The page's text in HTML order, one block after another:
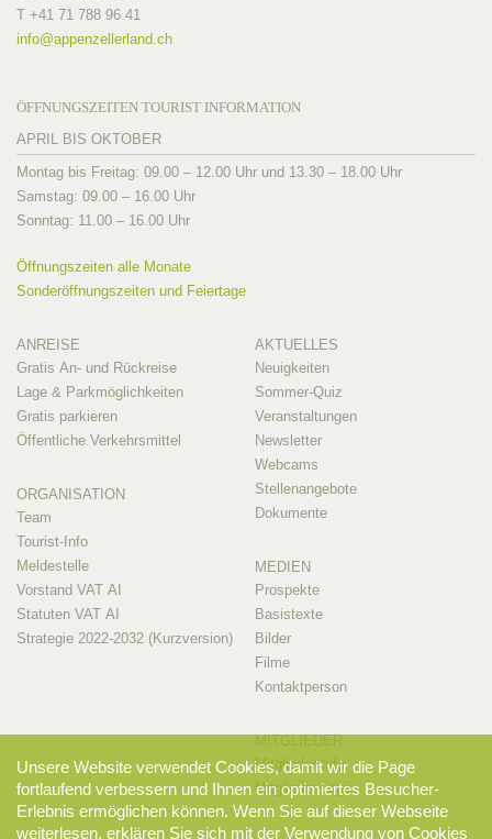
T +41 71 788 96 41
info@appenzellerland.ch
ÖFFNUNGSZEITEN TOURIST INFORMATION
APRIL BIS OKTOBER
Montag bis Freitag: 09.00 – 12.00 Uhr und 13.30 – 18.00 Uhr
Samstag: 09.00 – 16.00 Uhr
Sonntag: 11.00 – 16.00 Uhr
Öffnungszeiten alle Monate
Sonderöffnungszeiten und Feiertage
ANREISE
Gratis An- und Rückreise
Lage & Parkmöglichkeiten
Gratis parkieren
Öffentliche Verkehrsmittel
ORGANISATION
Team
Tourist-Info
Meldestelle
Vorstand VAT AI
Statuten VAT AI
Strategie 2022-2032 (Kurzversion)
AKTUELLES
Neuigkeiten
Sommer-Quiz
Veranstaltungen
Newsletter
Webcams
Stellenangebote
Dokumente
MEDIEN
Prospekte
Basistexte
Bilder
Filme
Kontaktperson
Mitglieder-Info
Mitglieder-Login
Unsere Website verwendet Cookies, damit wir die Page
fortlaufend verbessern und Ihnen ein optimiertes Besucher-
Erlebnis ermöglichen können. Wenn Sie auf dieser Webseite
weiterlesen, erklären Sie sich mit der Verwendung von Cookies